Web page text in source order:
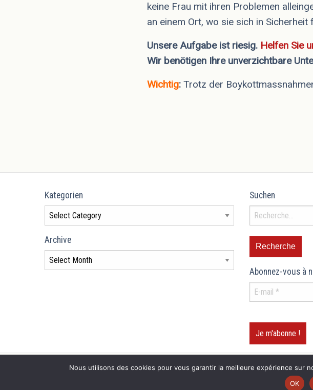
keine Frau mit ihren Problemen
an einem Ort, wo sie sich in
Unsere Aufgabe ist riesig. Helfen Sie
Wir benötigen Ihre unverzichtbare
Wichtig: Trotz der
Kategorien
Archive
Suchen
Abonnez-vous à
Nous utilisons des cookies pour vous garantir la meilleure expérience
OK